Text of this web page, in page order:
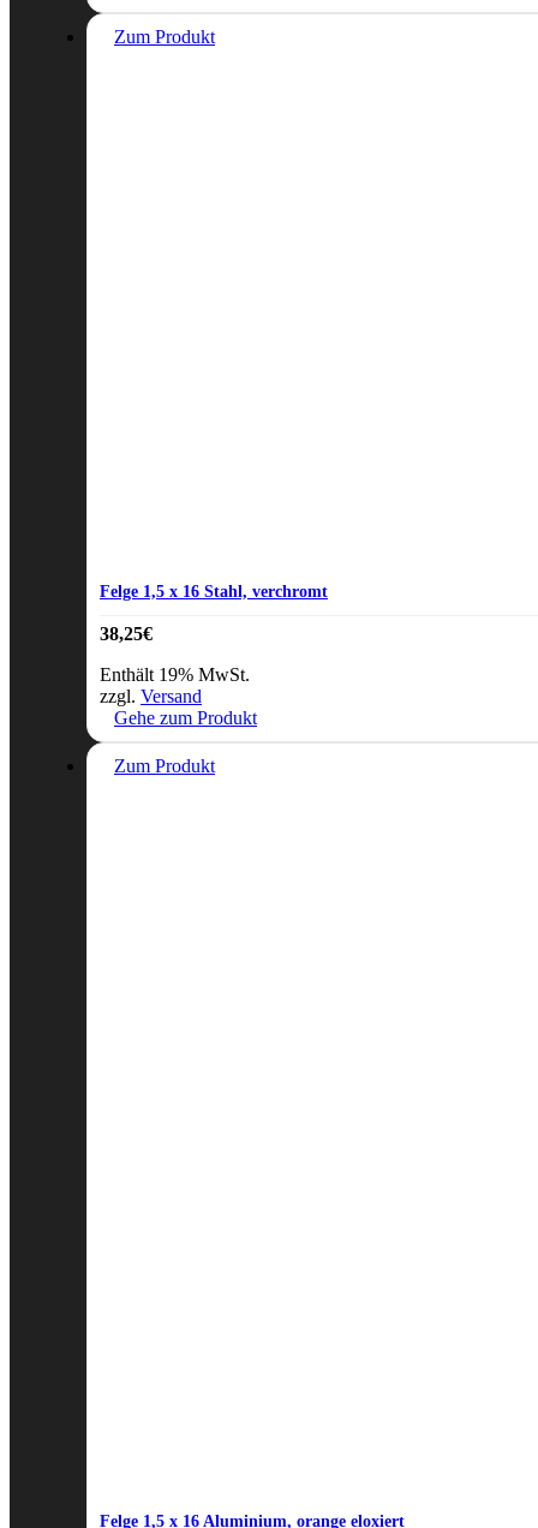
Zum Produkt
Felge 1,5 x 16 Stahl, verchromt
38,25€
Enthält 19% MwSt.
zzgl. Versand
Gehe zum Produkt
Zum Produkt
Felge 1,5 x 16 Aluminium, orange eloxiert